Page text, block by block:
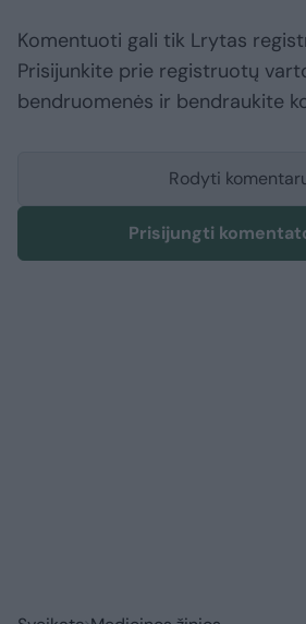
Komentuoti gali tik Lrytas
Prisijunkite prie registruotų
bendruomenės ir bendraukite
Rodyti
Prisijungti